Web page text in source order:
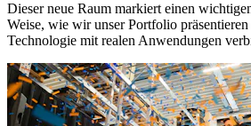
Dieser neue Raum markiert einen
Weise, wie wir unser Portfolio
Technologie mit realen Anwendungen